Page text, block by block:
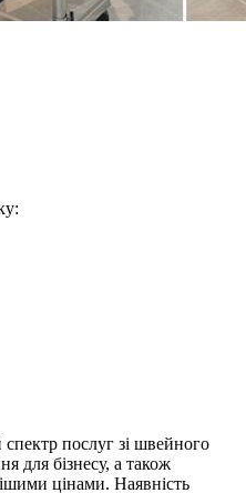
послуг зі швейного
для бізнесу, а також
цінами. Наявність